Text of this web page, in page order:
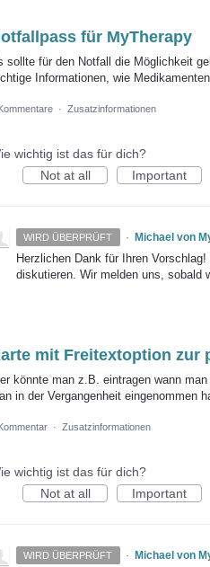
für MyTherapy
sollte für den Notfall die Möglichkeit
Informationen, wie
· Zusatzinformationen
wichtig ist das für dich?
Not at all
Important
WIRD ÜBERPRÜFT · Michael von
Herzlichen Dank für Ihren
diskutieren. Wir melden uns, sobald
mit Freitextoption zur
könnte man z.B. eintragen wann
in der Vergangenheit eingenommen
· Zusatzinformationen
wichtig ist das für dich?
Not at all
Important
WIRD ÜBERPRÜFT · Michael von